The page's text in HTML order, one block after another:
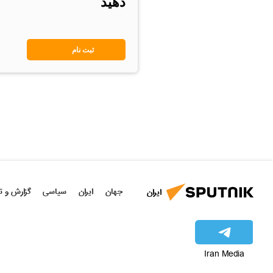
ثبت نام
ایران جهان ایران سیاسی گزارش و
Iran Media